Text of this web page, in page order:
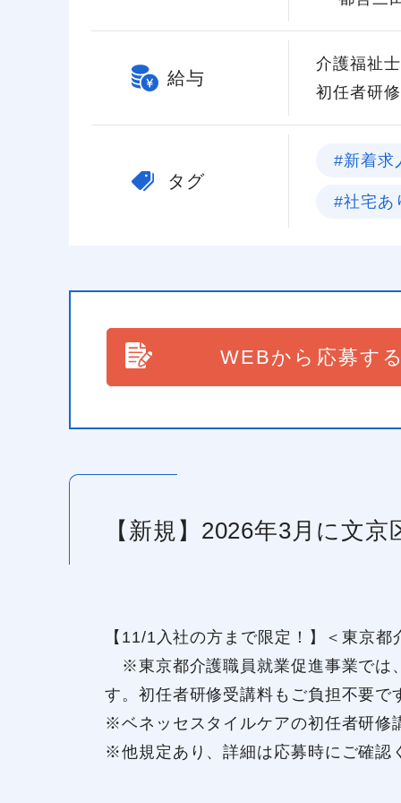
給与
介護福祉
初任者研
タグ
#新着求
#社宅あ
WEBから応募する
【新規】2026年3月に文
【11/1入社の方まで限定！】＜東京
※東京都介護職員就業促進事業では
す。初任者研修受講料もご負担不要で
※ベネッセスタイルケアの初任者研修
※他規定あり、詳細は応募時にご確認